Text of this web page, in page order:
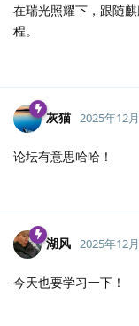
在瑞光照耀下，跟随
程。
灰猫 2025年12
论坛有意思哈哈！
湖风 2025年12
今天也要学习一下！